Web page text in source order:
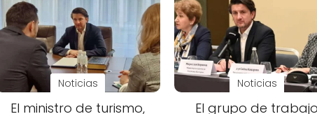
Noticias
El ministro de turismo,
Noticias
El grupo de trabajo